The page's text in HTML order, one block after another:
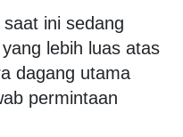
ini sedang
lebih luas atas
dagang utama
permintaan